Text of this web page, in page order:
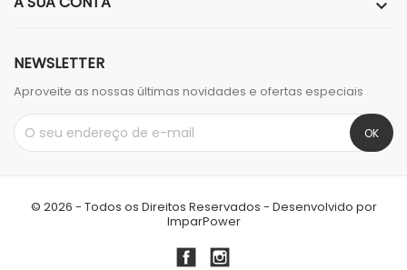

NEWSLETTER
Aproveite as nossas últimas novidades e ofertas especiais
© 2026 - Todos os Direitos Reservados - Desenvolvido por
ImparPower
Facebook